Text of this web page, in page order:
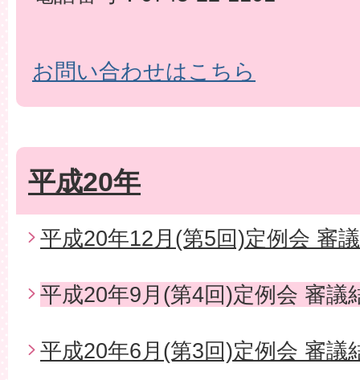
お問い合わせはこちら
平成20年
平成20年12月(第5回)定例会 審
平成20年9月(第4回)定例会 審議
平成20年6月(第3回)定例会 審議